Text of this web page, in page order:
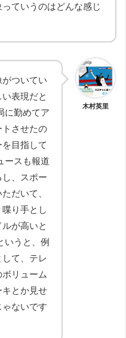
ていうのはどんな感じ
木村英里
ついてい
表現だと
に勤めてア
させたの
目指して
ースも報道
、スポー
だいて、
り手とし
が高いと
いうと、例
て、テレ
リューム
キとか見せ
ないです